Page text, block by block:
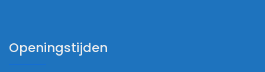
Openingstijden